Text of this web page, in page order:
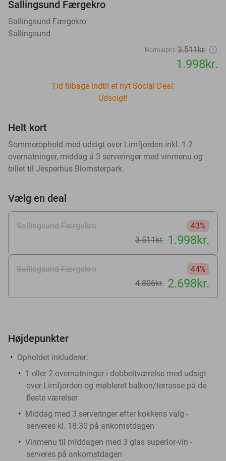
Sallingsund Færgekro
Sallingsund Færgekro
Sallingsund
Normalpris 3.511kr.
1.998kr.
Tid tilbage indtil et nyt Social Deal:
Udsolgt!
Helt kort
Sommerophold med udsigt over Limfjorden inkl. 1-2
overnatninger, middag á 3 serveringer med vinmenu og
billet til Jesperhus Blomsterpark.
Vælg en deal
Sallingsund Færgekro
43%
3.511kr. 1.998kr.
Sallingsund Færgekro
44%
4.806kr. 2.698kr.
Højdepunkter
Opholdet inkluderer:
1 eller 2 overnatninger i dobbeltværelse med udsigt
over Limfjorden og møbleret balkon/terrasse på de
fleste værelser
Middag med 3 serveringer efter kokkens valg -
serveres kl. 18.30 på ankomstdagen
Vinmenu til middagen med 3 glas superior-vin -
serveres på ankomstdagen